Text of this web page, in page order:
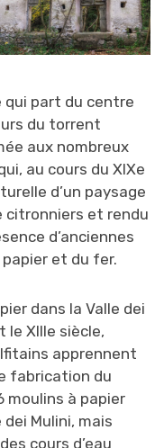
qui part du centre
du torrent
aux nombreux
au cours du XIXe
d’un paysage
citronniers et rendu
d’anciennes
et du fer.
dans la Valle dei
le XIIIe siècle,
apprennent
fabrication du
moulins à papier
Mulini, mais
cours d’eau